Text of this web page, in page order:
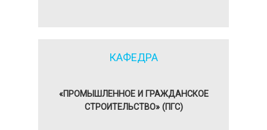
КАФЕДРА
«ПРОМЫШЛЕННОЕ И ГРАЖДАНСКОЕ
СТРОИТЕЛЬСТВО» (ПГС)